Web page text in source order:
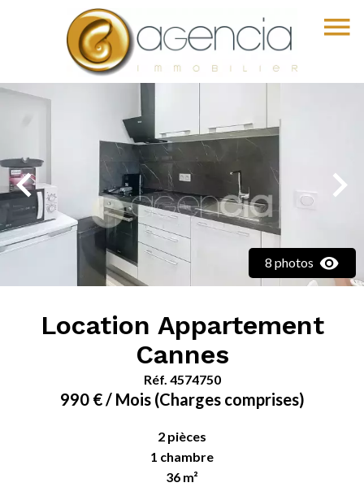
8 photos
Location Appartement
Cannes
Réf. 4574750
990 € / Mois (Charges comprises)
2 pièces
1 chambre
36 m²